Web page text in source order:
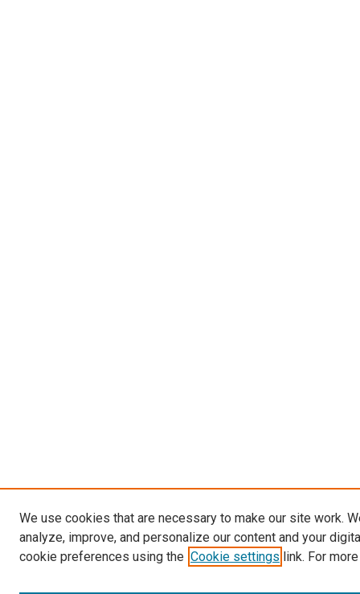
We use cookies that are necessary to make our site work.
analyze, improve, and personalize our content and your
cookie preferences using the Cookie settings link. For